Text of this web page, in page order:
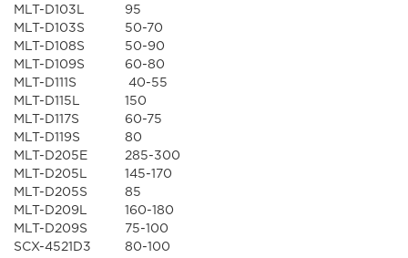
MLT-D103L
95
MLT-D103S
50-70
MLT-D108S
50-90
MLT-D109S
60-80
MLT-D111S
40-55
MLT-D115L
150
MLT-D117S
60-75
MLT-D119S
80
MLT-D205E
285-300
MLT-D205L
145-170
MLT-D205S
85
MLT-D209L
160-180
MLT-D209S
75-100
SCX-4521D3
80-100